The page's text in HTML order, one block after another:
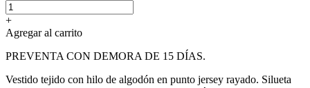
+
Agregar al carrito
PREVENTA CON DEMORA DE 15 DÍAS.
Vestido tejido con hilo de algodón en punto jersey rayado. Silueta